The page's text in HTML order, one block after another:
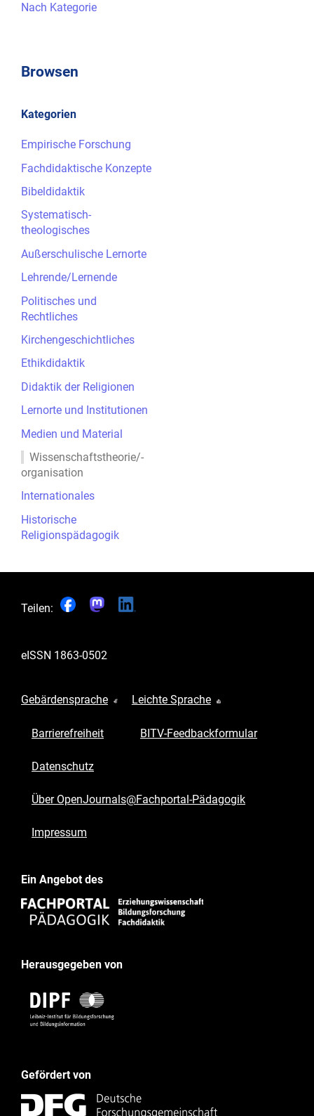
Nach Kategorie
Browsen
Kategorien
Empirische Forschung
Fachdidaktische Konzepte
Bibeldidaktik
Systematisch-
theologisches
Außerschulische Lernorte
Lehrende/Lernende
Politisches und
Rechtliches
Kirchengeschichtliches
Ethikdidaktik
Didaktik der Religionen
Lernorte und Institutionen
Medien und Material
Wissenschaftstheorie/-
organisation
Internationales
Historische
Religionspädagogik
Teilen:
eISSN 1863-0502
Gebärdensprache Leichte Sprache
Barrierefreiheit BITV-Feedbackformular
Datenschutz
Über OpenJournals@Fachportal-Pädagogik
Impressum
Ein Angebot des
Herausgegeben von
Gefördert von